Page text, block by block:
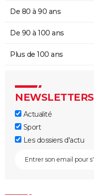
De 80 à 90 ans
De 90 à 100 ans
Plus de 100 ans
NEWSLETTERS
Actualité
Sport
Les dossiers d'actu